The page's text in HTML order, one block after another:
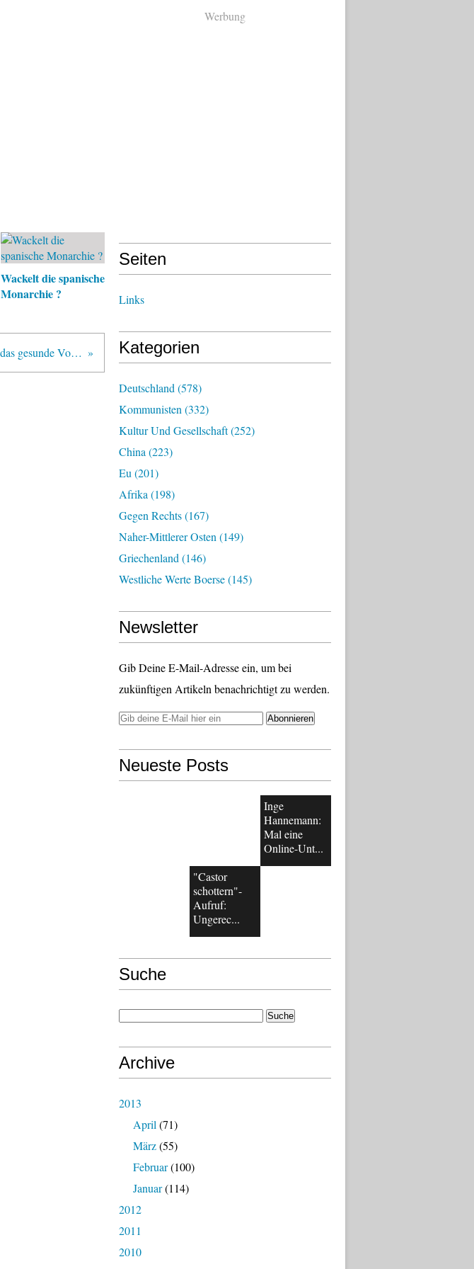
Wackelt die spanische
Monarchie ?
Nordkorea und das gesunde Volksempfinden
Werbung
Seiten
Links
Kategorien
Deutschland (578)
Kommunisten (332)
Kultur Und Gesellschaft(252)
China (223)
Eu (201)
Afrika (198)
Gegen Rechts(167)
Naher-Mittlerer Osten (149)
Griechenland (146)
Westliche Werte Boerse(145)
Newsletter
Gib Deine E-Mail-Adresse ein, um bei
zukünftigen Artikeln benachrichtigt zu werden.
Neueste Posts
Inge
Hannemann:
Mal eine
Online-Unt...
"Castor
schottern"-
Aufruf:
Ungerec...
Suche
Archive
2013
April (71)
März(55)
Februar(100)
Januar(114)
2012
2011
2010